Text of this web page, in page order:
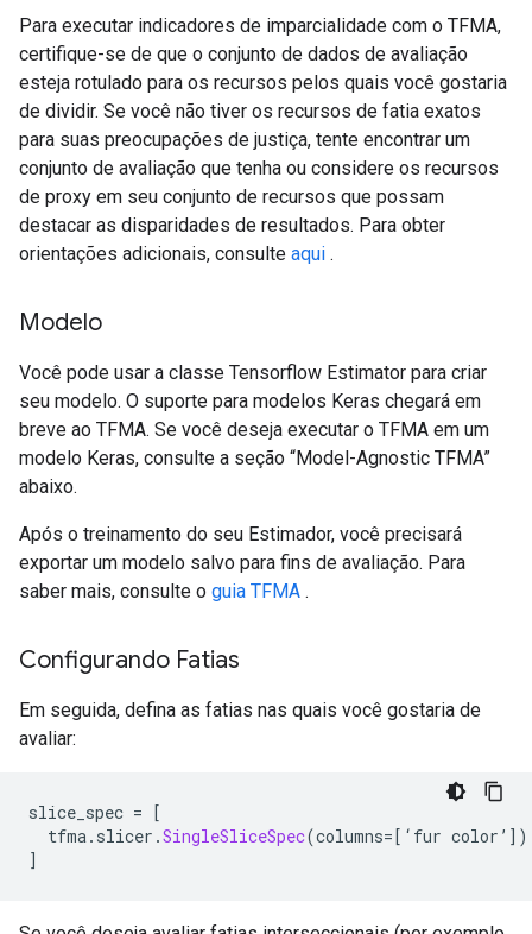
Para executar indicadores de imparcialidade com o TFMA,
certifique-se de que o conjunto de dados de avaliação
esteja rotulado para os recursos pelos quais você gostaria
de dividir. Se você não tiver os recursos de fatia exatos
para suas preocupações de justiça, tente encontrar um
conjunto de avaliação que tenha ou considere os recursos
de proxy em seu conjunto de recursos que possam
destacar as disparidades de resultados. Para obter
orientações adicionais, consulte aqui .
Modelo
Você pode usar a classe Tensorflow Estimator para criar
seu modelo. O suporte para modelos Keras chegará em
breve ao TFMA. Se você deseja executar o TFMA em um
modelo Keras, consulte a seção “Model-Agnostic TFMA”
abaixo.
Após o treinamento do seu Estimador, você precisará
exportar um modelo salvo para fins de avaliação. Para
saber mais, consulte o guia TFMA .
Configurando Fatias
Em seguida, defina as fatias nas quais você gostaria de
avaliar:
slice_spec =
[
tfma. slicer .SingleSliceSpec(columns=[‘ fur color ’])
]